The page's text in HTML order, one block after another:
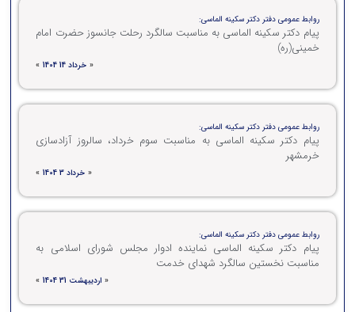
روابط عمومی دفتر دکتر سکینه الماسی:
پیام دکتر سکینه الماسی به مناسبت سالگرد رحلت جانسوز حضرت امام
خمینی(ره)
« خرداد 14 1404 »
روابط عمومی دفتر دکتر سکینه الماسی:
پیام دکتر سکینه الماسی به مناسبت سوم خرداد، سالروز آزادسازی
خرمشهر
« خرداد 3 1404 »
روابط عمومی دفتر دکتر سکینه الماسی:
پیام دکتر سکینه الماسی نماینده ادوار مجلس شورای اسلامی به
مناسبت نخستین سالگرد شهدای خدمت
« اردیبهشت 31 1404 »